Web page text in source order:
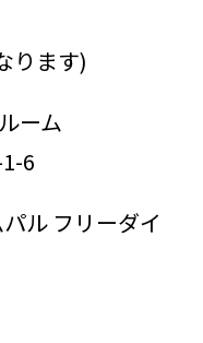
ります)
ーム
6
ル フリーダイ